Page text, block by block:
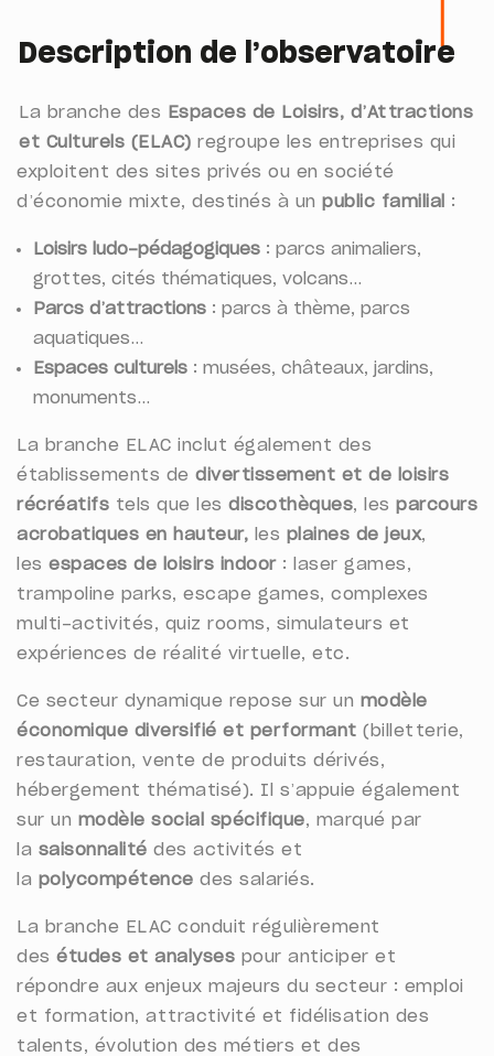
Description de l’observatoire
La branche des
Espaces de Loisirs, d’Attractions
et Culturels (ELAC) regroupe les entreprises qui
exploitent des sites privés ou en société
d’économie mixte, destinés à un public familial :
Loisirs ludo-pédagogiques : parcs animaliers,
grottes, cités thématiques, volcans…
Parcs d’attractions : parcs à thème, parcs
aquatiques…
Espaces culturels : musées, châteaux, jardins,
monuments…
La branche ELAC inclut également des
établissements de divertissement et de loisirs
récréatifs tels que les discothèques, les parcours
acrobatiques en hauteur, les plaines de jeux,
les espaces de loisirs indoor: laser games,
trampoline parks, escape games, complexes
multi-activités, quiz rooms, simulateurs et
expériences de réalité virtuelle, etc.
Ce secteur dynamique repose sur un modèle
économique diversifié et performant (billetterie,
restauration, vente de produits dérivés,
hébergement thématisé ). Il s’appuie également
sur un modèle social spécifique, marqué par
la saisonnalité des activités et
la polycompétence des salariés.
La branche ELAC conduit régulièrement
des études et analyses pour anticiper et
répondre aux enjeux majeurs du secteur : emploi
et formation, attractivité et fidélisation des
talents, évolution des métiers et des